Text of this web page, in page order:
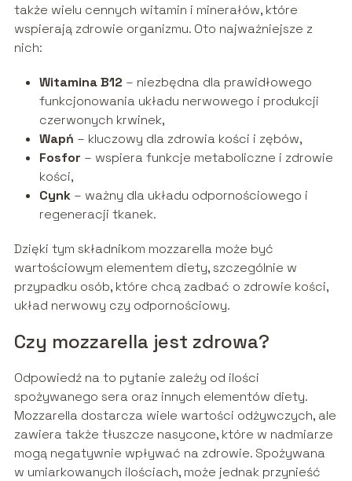
także wielu cennych witamin i minerałów, które
wspierają zdrowie organizmu. Oto najważniejsze z
nich:
Witamina B12 – niezbędna dla prawidłowego
funkcjonowania układu nerwowego i produkcji
czerwonych krwinek,
Wapń – kluczowy dla zdrowia kości i zębów,
Fosfor – wspiera funkcje metaboliczne i zdrowie
kości,
Cynk– ważny dla układu odpornościowego i
regeneracji tkanek.
Dzięki tym składnikom mozzarella może być
wartościowym elementem diety, szczególnie w
przypadku osób, które chcą zadbać o zdrowie kości,
układ nerwowy czy odpornościowy.
Czy mozzarella jest zdrowa?
Odpowiedź na to pytanie zależy od ilości
spożywanego sera oraz innych elementów diety.
Mozzarella dostarcza wiele wartości odżywczych, ale
zawiera także tłuszcze nasycone, które w nadmiarze
mogą negatywnie wpływać na zdrowie. Spożywana
w umiarkowanych ilościach, może jednak przynieść